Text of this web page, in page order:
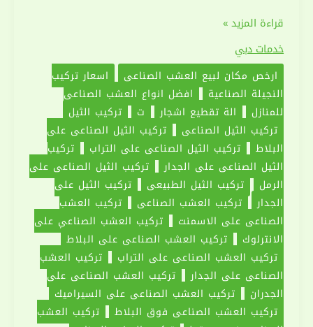
تركيب
عشب
صناعي
دبي
|0551030094|
تصميم
حدائق
قراءة المزيد »
خدمات دبي
ارخص مكان لبيع العشب الصناعي
اسعار تركيب
النجيلة الصناعية
افضل انواع العشب الصناعي
للمنازل
الة تقطيع اشجار ت
تركيب الثيل
تركيب الثيل الصناعي
تركيب الثيل الصناعي على
البلاط
تركيب الثيل الصناعي على التراب
تركيب
الثيل الصناعي على الجدار
تركيب الثيل الصناعي على
الرمل
تركيب الثيل الطبيعي
تركيب الثيل على
الجدار
تركيب العشب الصناعي
تركيب العشب
الصناعي على الاسمنت
تركيب العشب الصناعي على
الانترلوك
تركيب العشب الصناعي على البلاط
تركيب العشب الصناعي على التراب
تركيب العشب
الصناعي على الجدار
تركيب العشب الصناعي على
الجدران
تركيب العشب الصناعي على السيراميك
تركيب العشب الصناعي فوق البلاط
تركيب العشب